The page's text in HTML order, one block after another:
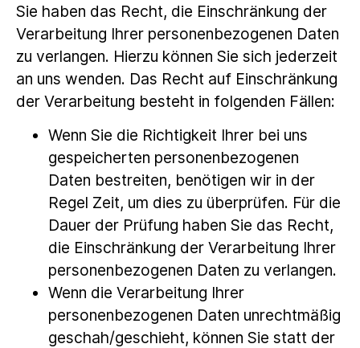
Sie haben das Recht, die Einschränkung der
Verarbeitung Ihrer personenbezogenen Daten
zu verlangen. Hierzu können Sie sich jederzeit
an uns wenden. Das Recht auf Einschränkung
der Verarbeitung besteht in folgenden Fällen:
Wenn Sie die Richtigkeit Ihrer bei uns
gespeicherten personenbezogenen
Daten bestreiten, benötigen wir in der
Regel Zeit, um dies zu überprüfen. Für die
Dauer der Prüfung haben Sie das Recht,
die Einschränkung der Verarbeitung Ihrer
personenbezogenen Daten zu verlangen.
Wenn die Verarbeitung Ihrer
personenbezogenen Daten unrechtmäßig
geschah/geschieht, können Sie statt der